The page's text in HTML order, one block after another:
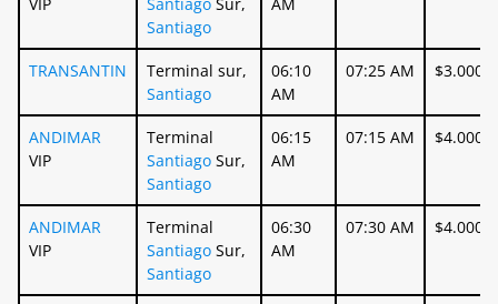
Santiago
TRANSANTIN
Terminal sur,
Santiago
06:10
AM
07:25 AM $3.000
ANDIMAR
VIP
Terminal
Santiago Sur,
Santiago
06:15
AM
07:15 AM $4.000
ANDIMAR
VIP
Terminal
Santiago Sur,
Santiago
06:30
AM
07:30 AM $4.000